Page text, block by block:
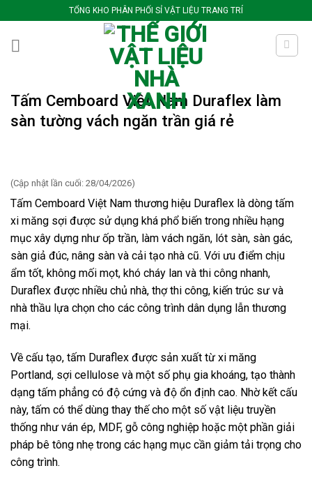
nội
TỔNG KHO PHÂN PHỐI SỈ VẬT LIỆU TRANG TRÍ
Tấm Cemboard Việt Nam Duraflex làm
sàn tường vách ngăn trần giá rẻ
(Cập nhật lần cuối: 28/04/2026)
Tấm Cemboard Việt Nam thương hiệu Duraflex là dòng tấm
xi măng sợi được sử dụng khá phổ biến trong nhiều hạng
mục xây dựng như ốp trần, làm vách ngăn, lót sàn, sàn gác,
sàn giả đúc, nâng sàn và cải tạo nhà cũ. Với ưu điểm chịu
ẩm tốt, không mối mọt, khó cháy lan và thi công nhanh,
Duraflex được nhiều chủ nhà, thợ thi công, kiến trúc sư và
nhà thầu lựa chọn cho các công trình dân dụng lẫn thương
mại.
Về cấu tạo, tấm Duraflex được sản xuất từ xi măng
Portland, sợi cellulose và một số phụ gia khoáng, tạo thành
dạng tấm phẳng có độ cứng và độ ổn định cao. Nhờ kết cấu
này, tấm có thể dùng thay thế cho một số vật liệu truyền
thống như ván ép, MDF, gỗ công nghiệp hoặc một phần giải
pháp bê tông nhẹ trong các hạng mục cần giảm tải trọng cho
công trình.